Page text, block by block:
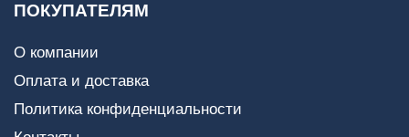
ПОКУПАТЕЛЯМ
О компании
Оплата и доставка
Политика конфиденциальности